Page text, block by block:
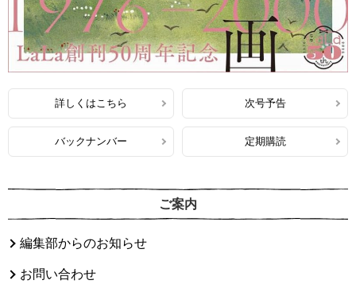
詳しくはこちら 次号予告
バックナンバー 定期購読
ご案内
編集部からのお知らせ
お問い合わせ